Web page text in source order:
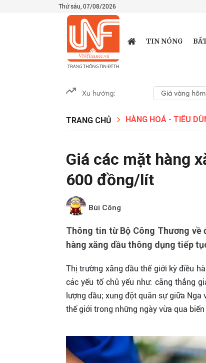
Thứ sáu, 07/08/2026
TIN NÓNG
Xu hướng: Giá vàng
TRANG CHỦ HÀNG HOÁ - TIÊU
Giá các mặt hàng
600 đồng/lít
Bùi Công
Thông tin từ Bộ Công Thương
hàng xăng dầu thông dụng tiếp
Thị trường xăng dầu thế giới kỳ điều
các yếu tố chủ yếu như: căng thẳng
lượng dầu; xung đột quân sự giữa
thế giới trong những ngày vừa qua